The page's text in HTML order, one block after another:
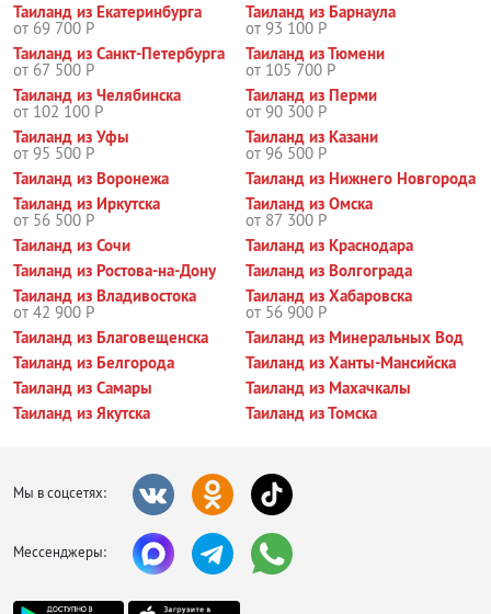
Таиланд из Екатеринбурга
от 69 700 Р
Таиланд из Барнаула
от 93 100 Р
Таиланд из Санкт-Петербурга
от 67 500 Р
Таиланд из Тюмени
от 105 700 Р
Таиланд из Челябинска
от 102 100 Р
Таиланд из Перми
от 90 300 Р
Таиланд из Уфы
от 95 500 Р
Таиланд из Казани
от 96 500 Р
Таиланд из Воронежа
Таиланд из Нижнего Новгорода
Таиланд из Иркутска
от 56 500 Р
Таиланд из Омска
от 87 300 Р
Таиланд из Сочи
Таиланд из Краснодара
Таиланд из Ростова-на-Дону
Таиланд из Волгограда
Таиланд из Владивостока
от 42 900 Р
Таиланд из Хабаровска
от 56 900 Р
Таиланд из Благовещенска
Таиланд из Минеральных Вод
Таиланд из Белгорода
Таиланд из Ханты-Мансийска
Таиланд из Самары
Таиланд из Махачкалы
Таиланд из Якутска
Таиланд из Томска
Мы в соцсетях:
Мессенджеры: